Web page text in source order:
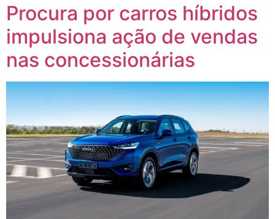
Procura por carros híbridos
impulsiona ação de vendas
nas concessionárias